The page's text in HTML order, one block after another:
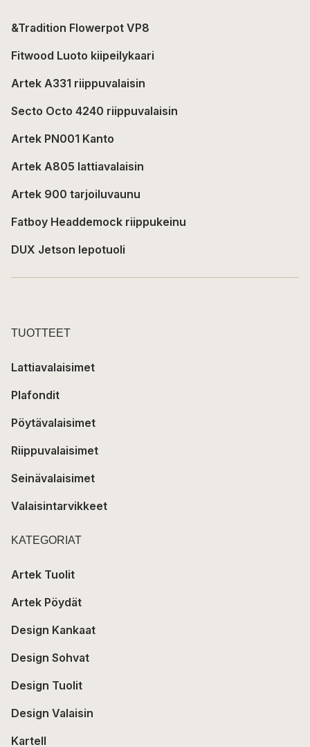
&Tradition Flowerpot VP8
Fitwood Luoto kiipeilykaari
Artek A331 riippuvalaisin
Secto Octo 4240 riippuvalaisin
Artek PN001 Kanto
Artek A805 lattiavalaisin
Artek 900 tarjoiluvaunu
Fatboy Headdemock riippukeinu
DUX Jetson lepotuoli
TUOTTEET
Lattiavalaisimet
Plafondit
Pöytävalaisimet
Riippuvalaisimet
Seinävalaisimet
Valaisintarvikkeet
KATEGORIAT
Artek Tuolit
Artek Pöydät
Design Kankaat
Design Sohvat
Design Tuolit
Design Valaisin
Kartell